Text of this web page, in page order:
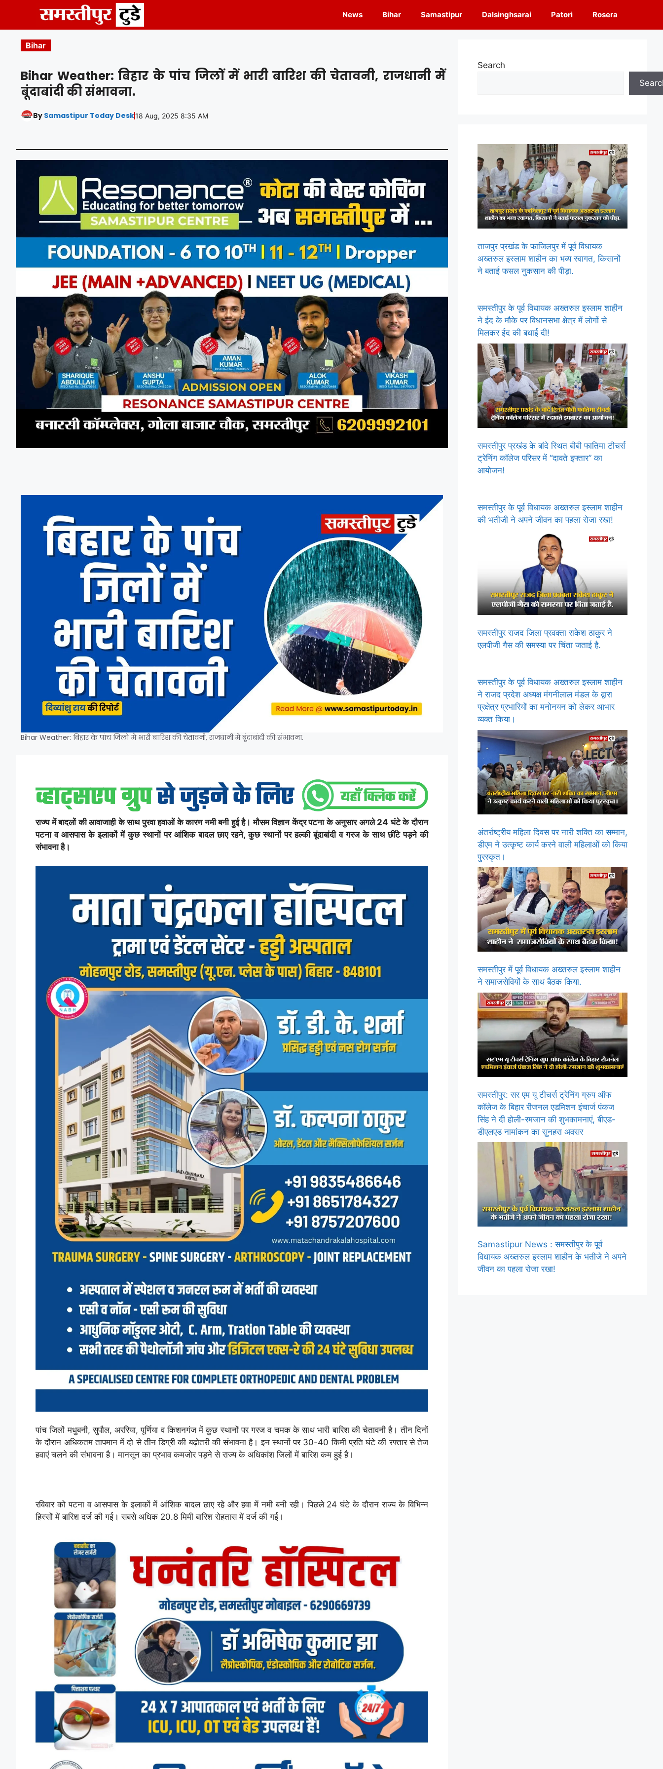
content
News Bihar Samastipur Dalsinghsarai Patori Rosera
Bihar
Bihar Weather: बिहार के पांच जिलों में भारी बारिश की चेतावनी, राजधानी में
बूंदाबांदी की संभावना.
By Samastipur Today Desk18 Aug, 2025 8:35 AM
Bihar Weather: बिहार के पांच जिलों में भारी बारिश की चेतावनी, राजधानी में बूंदाबांदी की संभावना.
राज्य में बादलों की आवाजाही के साथ पुरवा हवाओं के कारण नमी बनी हुई है। मौसम विज्ञान केंद्र पटना के अनुसार अगले 24 घंटे के दौरान
पटना व आसपास के इलाकों में कुछ स्थानों पर आंशिक बादल छाए रहने, कुछ स्थानों पर हल्की बूंदाबांदी व गरज के साथ छींटे पड़ने की
संभावना है।
पांच जिलों मधुबनी, सुपौल, अररिया, पूर्णिया व किशनगंज में कुछ स्थानों पर गरज व चमक के साथ भारी बारिश की चेतावनी है। तीन दिनों
के दौरान अधिकतम तापमान में दो से तीन डिग्री की बढ़ोतरी की संभावना है। इन स्थानों पर 30-40 किमी प्रति घंटे की रफ्तार से तेज
हवाएं चलने की संभावना है। मानसून का प्रभाव कमजोर पड़ने से राज्य के अधिकांश जिलों में बारिश कम हुई है।
रविवार को पटना व आसपास के इलाकों में आंशिक बादल छाए रहे और हवा में नमी बनी रही। पिछले 24 घंटे के दौरान राज्य के विभिन्न
हिस्सों में बारिश दर्ज की गई। सबसे अधिक 20.8 मिमी बारिश रोहतास में दर्ज की गई।
Search
ताजपुर प्रखंड के फाजिलपुर में पूर्व विधायक
अख्तरुल इस्लाम शाहीन का भव्य स्वागत, किसानों
ने बताई फसल नुकसान की पीड़ा.
समस्तीपुर के पूर्व विधायक अख्तरुल इस्लाम शाहीन
ने ईद के मौके पर विधानसभा क्षेत्र में लोगों से
मिलकर ईद की बधाई दी!
समस्तीपुर प्रखंड के बांदे स्थित बीबी फातिमा टीचर्स
ट्रेनिंग कॉलेज परिसर में “दावते इफ्तार” का
आयोजन!
समस्तीपुर के पूर्व विधायक अख्तरुल इस्लाम शाहीन
की भतीजी ने अपने जीवन का पहला रोजा रखा!
समस्तीपुर राजद जिला प्रवक्ता राकेश ठाकुर ने
एलपीजी गैस की समस्या पर चिंता जताई है.
समस्तीपुर के पूर्व विधायक अख्तरुल इस्लाम शाहीन
ने राजद प्रदेश अध्यक्ष मंगनीलाल मंडल के द्वारा
प्रक्षेत्र प्रभारियों का मनोनयन को लेकर आभार
व्यक्त किया।
अंतर्राष्ट्रीय महिला दिवस पर नारी शक्ति का सम्मान,
डीएम ने उत्कृष्ट कार्य करने वाली महिलाओं को किया
पुरस्कृत।
समस्तीपुर में पूर्व विधायक अख्तरुल इस्लाम शाहीन
ने समाजसेवियों के साथ बैठक किया.
समस्तीपुर: सर एम यू टीचर्स ट्रेनिंग ग्रुप ऑफ
कॉलेज के बिहार रीजनल एडमिशन इंचार्ज पंकज
सिंह ने दी होली-रमजान की शुभकामनाएं, बीएड-
डीएलएड नामांकन का सुनहरा अवसर
Samastipur News : समस्तीपुर के पूर्व
विधायक अख्तरुल इस्लाम शाहीन के भतीजे ने अपने
जीवन का पहला रोजा रखा!